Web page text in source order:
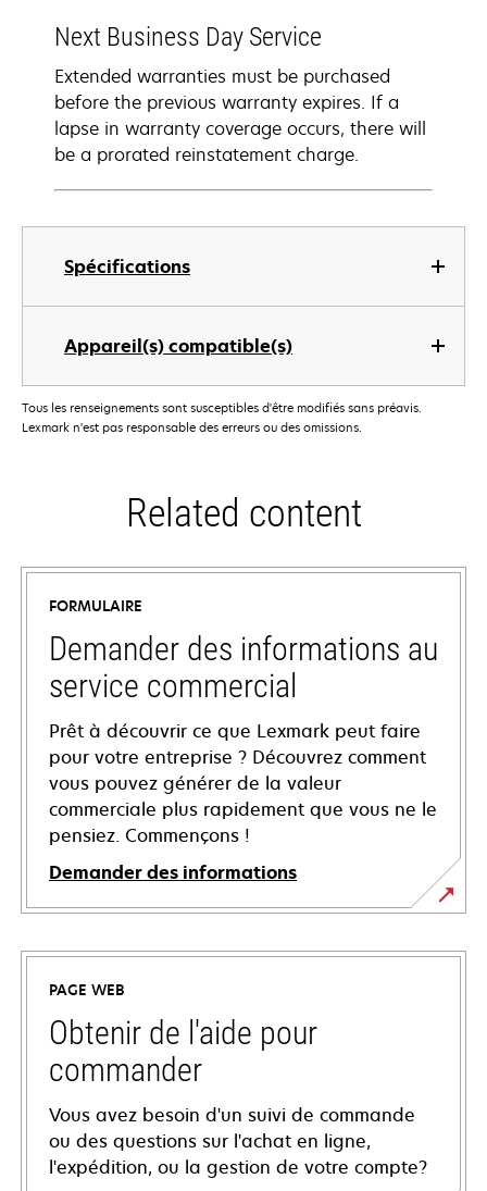
Spécifications
Appareil(s) compatible(s)
Next Business Day Service
Extended warranties must be purchased
before the previous warranty expires. If a
lapse in warranty coverage occurs, there will
be a prorated reinstatement charge.
Tous les renseignements sont susceptibles d'être modifiés sans préavis.
Lexmark n'est pas responsable des erreurs ou des omissions.
Related content
FORMULAIRE
Demander des informations au
service commercial
Prêt à découvrir ce que Lexmark peut faire
pour votre entreprise ? Découvrez comment
vous pouvez générer de la valeur
commerciale plus rapidement que vous ne le
pensiez. Commençons !
Demander des informations
PAGE WEB
Obtenir de l'aide pour
commander
Vous avez besoin d'un suivi de commande
ou des questions sur l'achat en ligne,
l'expédition, ou la gestion de votre compte?